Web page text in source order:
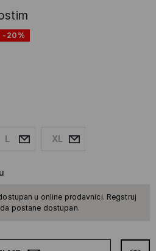
-20%
L XL
u online prodavnici. Regstruj
postane dostupan.